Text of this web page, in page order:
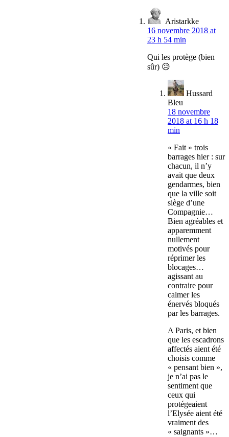
Aristarkke
16 novembre 2018 at
23 h 54 min
Qui les protège (bien
sûr) 😥
Hussard
Bleu
18 novembre
2018 at 16 h 18
min
« Fait » trois
barrages hier : sur
chacun, il n’y
avait que deux
gendarmes, bien
que la ville soit
siège d’une
Compagnie…
Bien agréables et
apparemment
nullement
motivés pour
réprimer les
blocages…
agissant au
contraire pour
calmer les
énervés bloqués
par les barrages.
A Paris, et bien
que les escadrons
affectés aient été
choisis comme
« pensant bien »,
je n’ai pas le
sentiment que
ceux qui
protégeaient
l’Elysée aient été
vraiment des
« saignants »…